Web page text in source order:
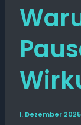
1. Dezember 2025